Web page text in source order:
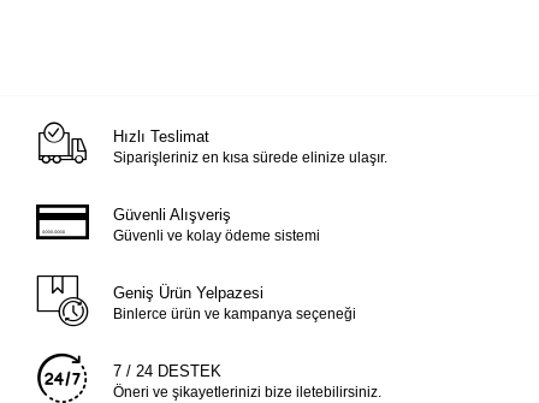
Hızlı Teslimat
Siparişleriniz en kısa sürede elinize ulaşır.
Güvenli Alışveriş
Güvenli ve kolay ödeme sistemi
Geniş Ürün Yelpazesi
Binlerce ürün ve kampanya seçeneği
7 / 24 DESTEK
Öneri ve şikayetlerinizi bize iletebilirsiniz.